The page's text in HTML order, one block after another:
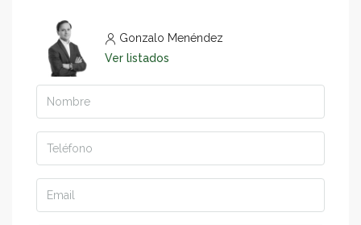
Gonzalo Menéndez
Ver listados